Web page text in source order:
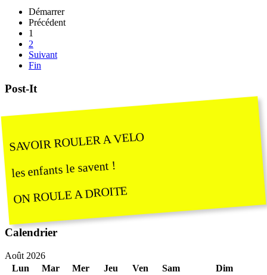
Démarrer
Précédent
1
2
Suivant
Fin
Post-It
SAVOIR ROULER A VELO
les enfants le savent !
ON ROULE A DROITE
Calendrier
Août 2026
Lun
Mar Mer Jeu Ven Sam Dim